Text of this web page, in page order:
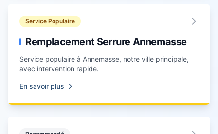
Service Populaire
Remplacement Serrure Annemasse
Service populaire à Annemasse, notre ville principale,
avec intervention rapide.
En savoir plus